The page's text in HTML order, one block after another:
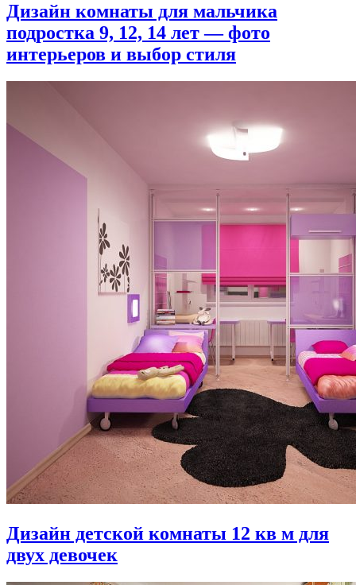
Дизайн комнаты для мальчика
подростка 9, 12, 14 лет — фото
интерьеров и выбор стиля
Дизайн детской комнаты 12 кв м для
двух девочек